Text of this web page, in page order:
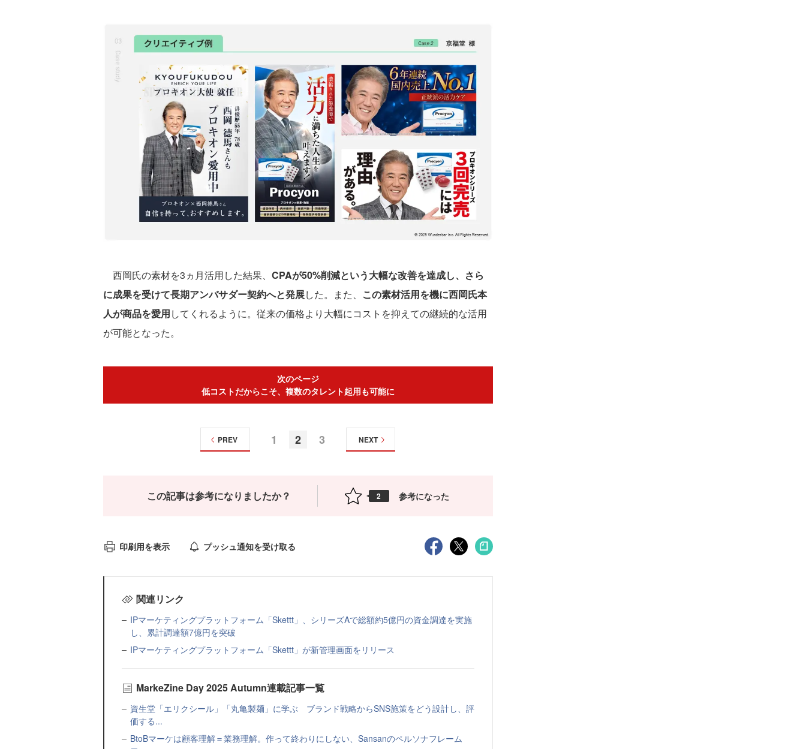
西岡氏の素材を3ヵ月活用した結果、 CPAが50%削減という大幅な改善を達成し、さら
に成果を受けて長期アンバサダー契約へと発展した。また、 この素材活用を機に西岡氏本
人が商品を愛用してくれるように。従来の価格より大幅にコストを抑えての継続的な活用
が可能となった。
次のページ
低コストだからこそ、複数のタレント起用も可能に
1 2 3
PREV NEXT
この記事は参考になりましたか？ 2 参考になった
印刷用を表示 プッシュ通知を受け取る
関連リンク
IPマーケティングプラットフォーム「Skettt」、シリーズAで総額約5億円の資金調達を実施
し、累計調達額7億円を突破
IPマーケティングプラットフォーム「Skettt」が新管理画面をリリース
MarkeZine Day 2025 Autumn連載記事一覧
資生堂「エリクシール」「丸亀製麺」に学ぶ ブランド戦略からSNS施策をどう設計し、評
価する...
BtoBマーケは顧客理解＝業務理解。作って終わりにしない、Sansanのペルソナフレーム